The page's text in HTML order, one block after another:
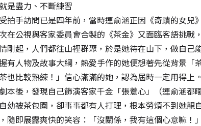
是盡力、不斷練習
拍手訪問已是四年前，當時連俞涵正因《奇蹟的女兒
在公視與客家委員會合製的《茶金》又面臨客語挑戰
剛起，人們都往山裡群聚，於是她待在山下，做自己
有人物及故事大綱，熱愛手作的她便想著先從背景「
也比較熟練！」信心滿滿的她，認為屆時一定用得上。
本後，發現自己飾演客家千金「張薏心」（連俞涵都
幼被茶包圍，卻事事都有人打理，根本勞煩不到她親
隨即展露爽快的笑容：「沒關係，我有這個心意嘛！